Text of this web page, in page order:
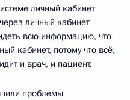
личный кабинет
личный кабинет
всю информацию, что
кабинет, потому что всё,
и врач, и пациент.
проблемы